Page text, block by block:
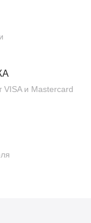
VISA и Mastercard